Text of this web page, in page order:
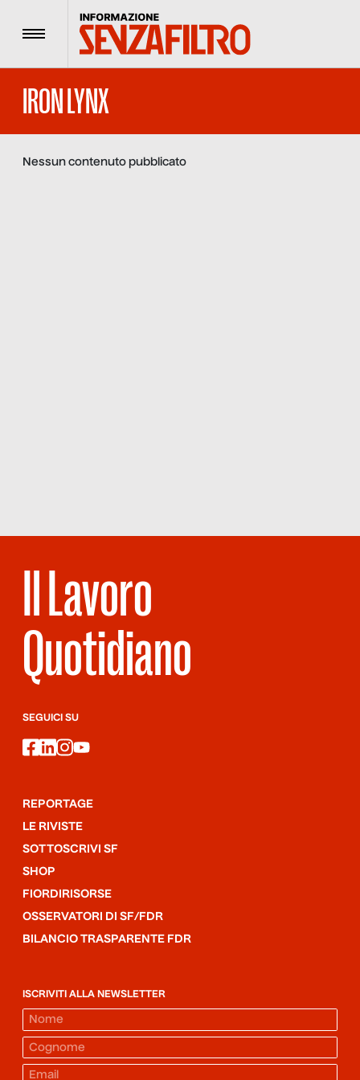
Menu
IRON LYNX
Nessun contenuto pubblicato
Il Lavoro
Quotidiano
SEGUICI SU
facebook
linkedin
instagram
youtube
REPORTAGE
LE RIVISTE
SOTTOSCRIVI SF
SHOP
FIORDIRISORSE
OSSERVATORI DI SF/FDR
BILANCIO TRASPARENTE FDR
ISCRIVITI ALLA NEWSLETTER